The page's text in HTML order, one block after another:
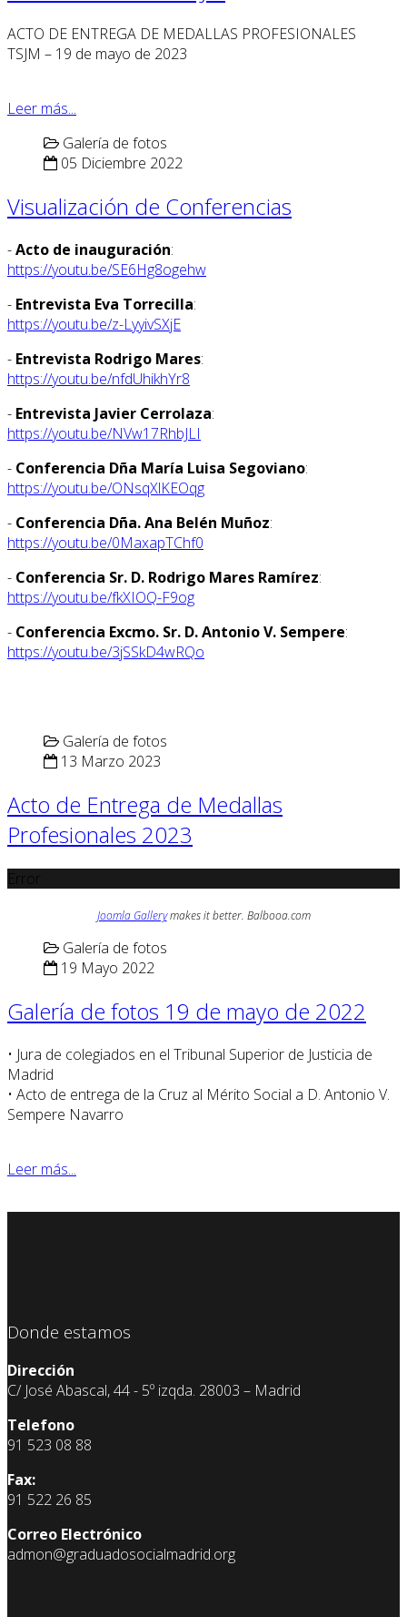
ACTO DE ENTREGA DE MEDALLAS PROFESIONALES
TSJM – 19 de mayo de 2023
Leer más...
Galería de fotos
05 Diciembre 2022
Visualización de Conferencias
-Acto de inauguración:
https://youtu.be/SE6Hg8ogehw
- Entrevista Eva Torrecilla:
https://youtu.be/z-LyyivSXjE
- Entrevista Rodrigo Mares:
https://youtu.be/nfdUhikhYr8
- Entrevista Javier Cerrolaza:
https://youtu.be/NVw17RhbJLI
- Conferencia Dña María Luisa Segoviano:
https://youtu.be/ONsqXlKEOqg
- Conferencia Dña. Ana Belén Muñoz:
https://youtu.be/0MaxapTChf0
- Conferencia Sr. D. Rodrigo Mares Ramírez:
https://youtu.be/fkXIOQ-F9og
- Conferencia Excmo. Sr. D. Antonio V. Sempere:
https://youtu.be/3jSSkD4wRQo
Galería de fotos
13 Marzo 2023
Acto de Entrega de Medallas
Profesionales 2023
Joomla Gallerymakes it better. Balbooa.com
Galería de fotos
19 Mayo 2022
Galería de fotos 19 de mayo de 2022
• Jura de colegiados en el Tribunal Superior de Justicia de
Madrid
• Acto de entrega de la Cruz al Mérito Social a D. Antonio V.
Sempere Navarro
Leer más...
Donde estamos
Dirección
C/ José Abascal, 44 - 5º izqda. 28003 – Madrid
Telefono
91 523 08 88
Fax:
91 522 26 85
Correo Electrónico
admon@graduadosocialmadrid.org